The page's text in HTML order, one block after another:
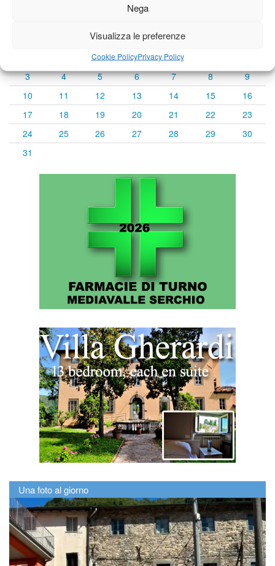
Nega
Visualizza le preferenze
Cookie PolicyPrivacy Policy
Agosto 2026
M G V
3
4 5 6 7 8
9
10
11 12 13 14 15
16
17
18 19 20 21 22
23
24
25 26 27 28 29
30
31
Una foto al giorno